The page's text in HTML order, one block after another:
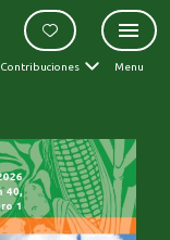
Contribuciones Menu